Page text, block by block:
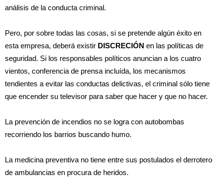
análisis de la conducta criminal.
Pero, por sobre todas las cosas, si se pretende algún éxito en
esta empresa, deberá existir DISCRECIÓN en las políticas de
seguridad. Si los responsables políticos anuncian a los cuatro
vientos, conferencia de prensa incluída, los mecanismos
tendientes a evitar las conductas delictivas, el criminal sólo tiene
que encender su televisor para saber que hacer y que no hacer.
La prevención de incendios no se logra con autobombas
recorriendo los barrios buscando humo.
La medicina preventiva no tiene entre sus postulados el derrotero
de ambulancias en procura de heridos.